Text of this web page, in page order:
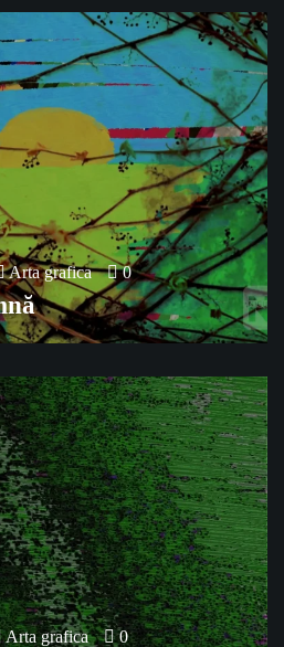
Arta grafica 0
Arta grafica 0